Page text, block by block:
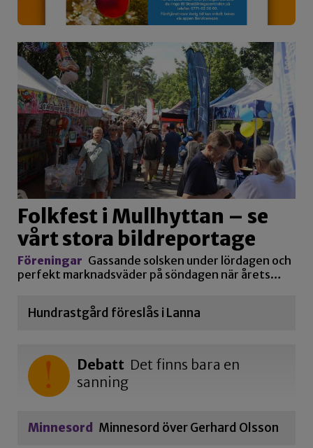
Folkfest i Mullhyttan – se
vårt stora bildreportage
Föreningar Gassande solsken under lördagen och
perfekt marknadsväder på söndagen när årets…
Hundrastgård föreslås i Lanna
Debatt Det finns bara en
sanning
Minnesord Minnesord över Gerhard Olsson